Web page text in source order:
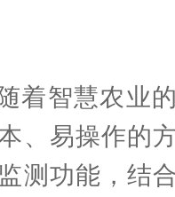
着智慧农业
、易操作的
测功能，结